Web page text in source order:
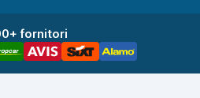
fornitori